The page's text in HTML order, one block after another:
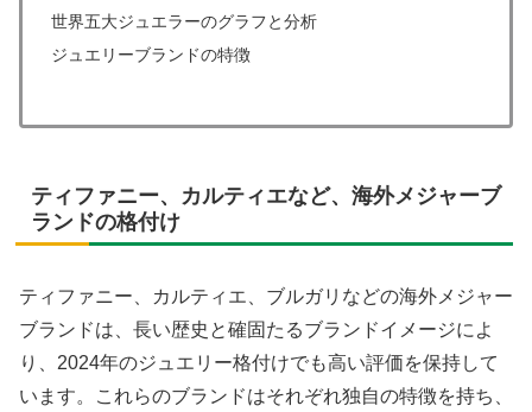
世界五大ジュエラーのグラフと分析
ジュエリーブランドの特徴
ティファニー、カルティエなど、海外メジャーブ
ランドの格付け
ティファニー、カルティエ、ブルガリなどの海外メジャー
ブランドは、長い歴史と確固たるブランドイメージによ
り、2024年のジュエリー格付けでも高い評価を保持して
います。これらのブランドはそれぞれ独自の特徴を持ち、